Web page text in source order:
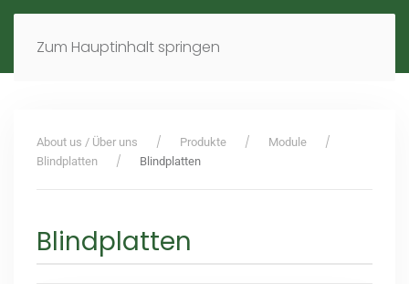
Zum Hauptinhalt springen
EN
About us / Über uns Produkte
Module
Blindplatten
Blindplatten
Blindplatten